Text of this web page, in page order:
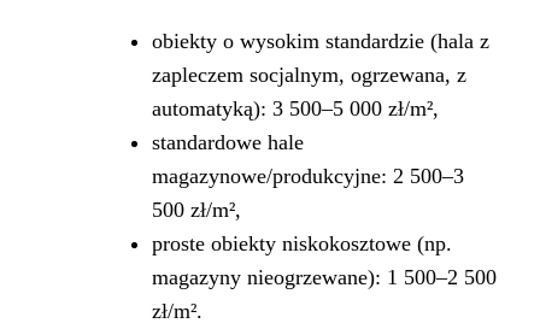
obiekty o wysokim standardzie (hala z
zapleczem socjalnym, ogrzewana, z
automatyką): 3 500–5 000 zł/m²,
standardowe hale
magazynowe/produkcyjne: 2 500–3
500 zł/m²,
proste obiekty niskokosztowe (np.
magazyny nieogrzewane): 1 500–2 500
zł/m².